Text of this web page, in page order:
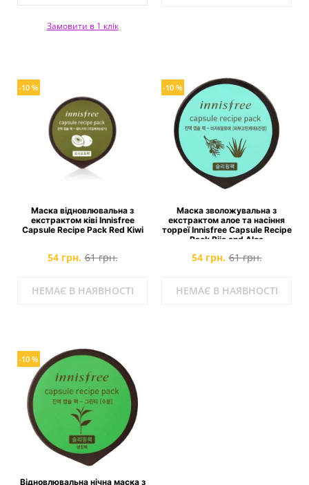
Замовити в 1 клік
-10 %
Маска відновлювальна з
екстрактом ківі Innisfree
Capsule Recipe Pack Red Kiwi
54 грн. 61 грн.
НЕМАЄ В НАЯВНОСТІ
-10 %
Маска зволожувальна з
екстрактом алое та насіння
торреї Innisfree Capsule Recipe
Pack Bija and Aloe
54 грн. 61 грн.
НЕМАЄ В НАЯВНОСТІ
-10 %
Відновлювальна нічна маска з